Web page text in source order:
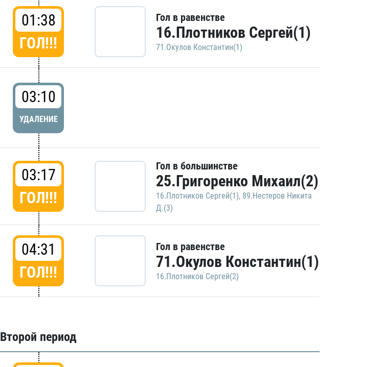
01:38
ГОЛ!!!
Гол в равенстве
16.Плотников Сергей(1)
71.Окулов Константин(1)
03:10
УДАЛЕНИЕ
03:17
ГОЛ!!!
Гол в большинстве
25.Григоренко Михаил(2)
16.Плотников Сергей(1), 89.Нестеров Никита
Д.(3)
04:31
ГОЛ!!!
Гол в равенстве
71.Окулов Константин(1)
16.Плотников Сергей(2)
Второй период